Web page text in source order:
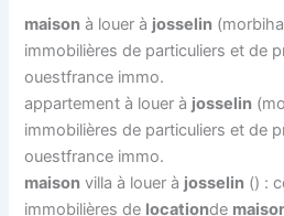
maison à louer à josselin
immobilières de particuliers et de
ouestfrance immo.
appartement à louer à josselin
immobilières de particuliers et de
ouestfrance immo.
maison villa à louer à josselin () :
immobilières de locationde